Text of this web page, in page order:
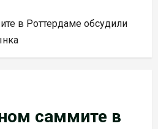
в Роттердаме обсудили
саммите в